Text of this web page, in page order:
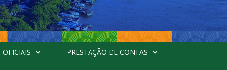
OFICIAIS PRESTAÇÃO DE CONTAS